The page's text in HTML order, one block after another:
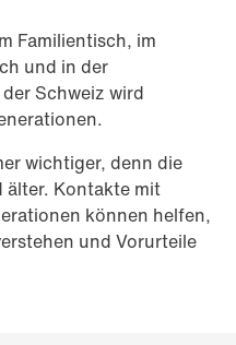
Familientisch, im
und in der
Schweiz wird
wichtiger, denn die
älter. Kontakte mit
können helfen,
und Vorurteile